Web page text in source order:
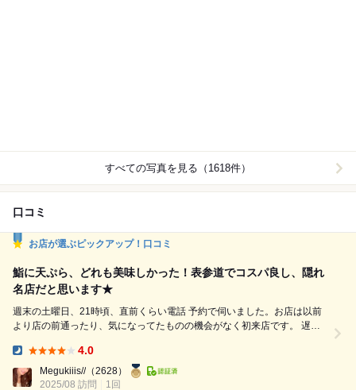
すべての写真を見る（1618件）
口コミ
お店が選ぶピックアップ！口コミ
鮨に天ぷら、どれも美味しかった！表参道でコスパ良し、隠れ
名店だと思います★
週末の土曜日、21時頃、直前くらい電話 予約で伺いました。お店は以前
より店の前通ったり、気になってたものの機会がなく初来店です。 遅め
早い時間はファミリーで来られてる方もいますね、 仕切りが高過ぎず、
入りやすいお店だと思います。 今回はカウンターで頂きましたが、 テー
4.0
Megukiiis// （2628）
2025/08 訪問
1回